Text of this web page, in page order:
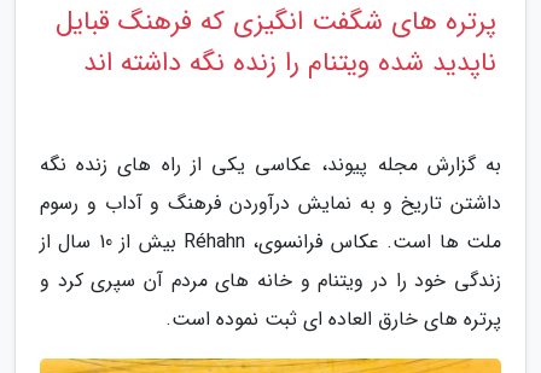
پرتره های شگفت انگیزی که فرهنگ قبایل
ناپدید شده ویتنام را زنده نگه داشته اند
به گزارش مجله پیوند، عکاسی یکی از راه های زنده نگه
داشتن تاریخ و به نمایش درآوردن فرهنگ و آداب و رسوم
ملت ها است. عکاس فرانسوی، Réhahn بیش از 10 سال از
زندگی خود را در ویتنام و خانه های مردم آن سپری کرد و
پرتره های خارق العاده ای ثبت نموده است.